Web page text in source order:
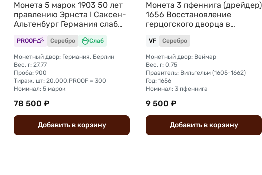
Монета 5 марок 1903 50 лет
правлению Эрнста I Саксен-
Альтенбург Германия слаб
CPRC PF Det.
PROOF Серебро Слаб
Монетный двор: Германия, Берлин
Вес, г: 27,77
Проба: 900
Тираж, шт: 20.000,PROOF = 300
Номинал: 5 марок
78 500 ₽
Добавить вкорзину
Монета 3 пфеннига (дрейдер)
1656 Восстановление
герцогского дворца в
Веймаре Саксен-Веймар
VF Серебро
Монетный двор: Веймар
Вес, г: 0,75
Правитель: Вильгельм (1605-1662)
Год: 1656
Номинал: 3 пфеннига
9 500 ₽
Добавить вкорзину